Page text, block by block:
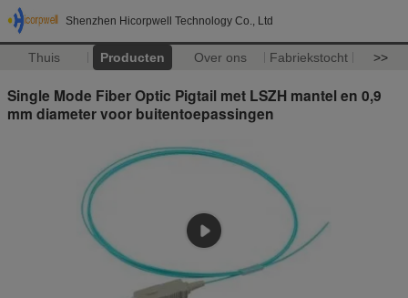
Shenzhen Hicorpwell Technology Co., Ltd
Thuis Producten Over ons Fabriekstocht >>
Single Mode Fiber Optic Pigtail met LSZH mantel en 0,9
mm diameter voor buitentoepassingen